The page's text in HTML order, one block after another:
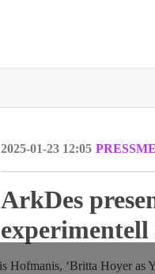
2025-01-23 12:05
ArkDes